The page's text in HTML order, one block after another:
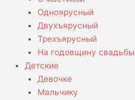
Одноярусный
Двухъярусный
Трехъярусный
На годовщину свадьбы
Детские
Девочке
Мальчику